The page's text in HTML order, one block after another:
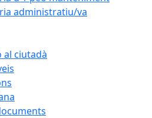
administratiu/va
al ciutadà